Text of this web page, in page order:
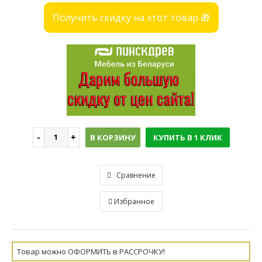
Получить скидку на этот товар 🎁
В КОРЗИНУ КУПИТЬ В 1 КЛИК
Сравнение
Избранное
Товар можно ОФОРМИТЬ в РАССРОЧКУ!